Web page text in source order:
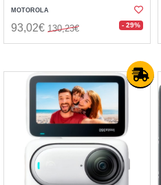
MOTOROLA
93,02€ 130,23€ - 29%